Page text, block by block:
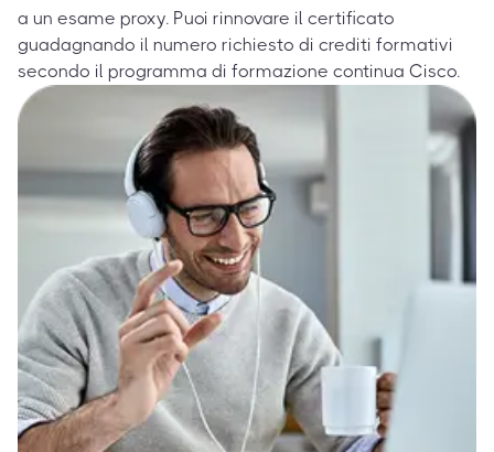
a un esame proxy. Puoi rinnovare il certificato
guadagnando il numero richiesto di crediti formativi
secondo il programma di formazione continua Cisco.